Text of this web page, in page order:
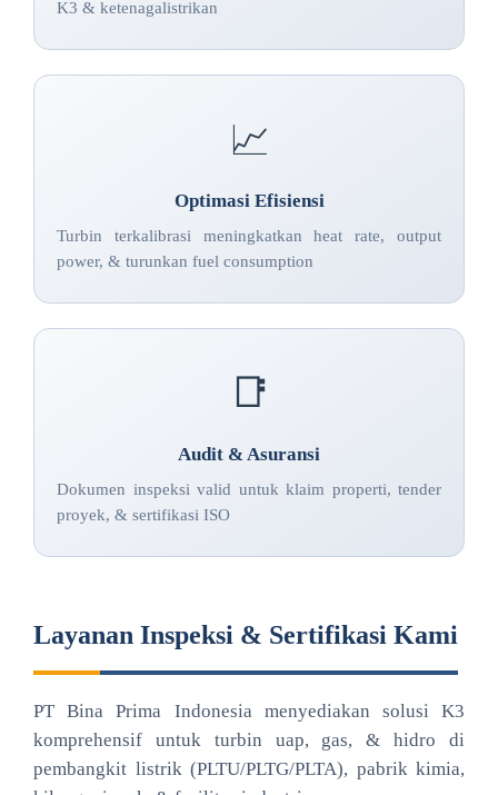
K3 & ketenagalistrikan
📈
Optimasi Efisiensi
Turbin terkalibrasi meningkatkan heat rate, output
power, & turunkan fuel consumption
📑
Audit & Asuransi
Dokumen inspeksi valid untuk klaim properti, tender
proyek, & sertifikasi ISO
Layanan Inspeksi & Sertifikasi Kami
PT Bina Prima Indonesia menyediakan solusi K3
komprehensif untuk turbin uap, gas, & hidro di
pembangkit listrik (PLTU/PLTG/PLTA), pabrik kimia,